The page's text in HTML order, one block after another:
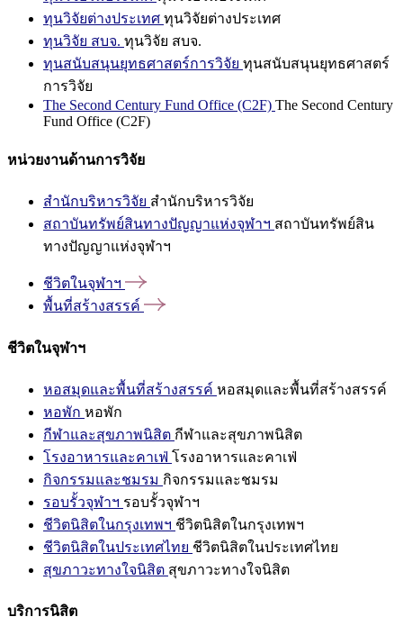
ทุนวิจัยต่างประเทศ ทุนวิจัยต่างประเทศ
ทุนวิจัย สบจ. ทุนวิจัย สบจ.
ทุนสนับสนุนยุทธศาสตร์การวิจัย ทุนสนับสนุนยุทธศาสตร์
การวิจัย
The Second Century Fund Office (C2F) The Second Century
Fund Office (C2F)
หน่วยงานด้านการวิจัย
สำนักบริหารวิจัย สำนักบริหารวิจัย
สถาบันทรัพย์สินทางปัญญาแห่งจุฬาฯ สถาบันทรัพย์สิน
ทางปัญญาแห่งจุฬาฯ
ชีวิตในจุฬาฯ
พื้นที่สร้างสรรค์
ชีวิตในจุฬาฯ
หอสมุดและพื้นที่สร้างสรรค์ หอสมุดและพื้นที่สร้างสรรค์
หอพัก หอพัก
กีฬาและสุขภาพนิสิต กีฬาและสุขภาพนิสิต
โรงอาหารและคาเฟ่ โรงอาหารและคาเฟ่
กิจกรรมและชมรม กิจกรรมและชมรม
รอบรั้วจุฬาฯ รอบรั้วจุฬาฯ
ชีวิตนิสิตในกรุงเทพฯ ชีวิตนิสิตในกรุงเทพฯ
ชีวิตนิสิตในประเทศไทย ชีวิตนิสิตในประเทศไทย
สุขภาวะทางใจนิสิต สุขภาวะทางใจนิสิต
บริการนิสิต